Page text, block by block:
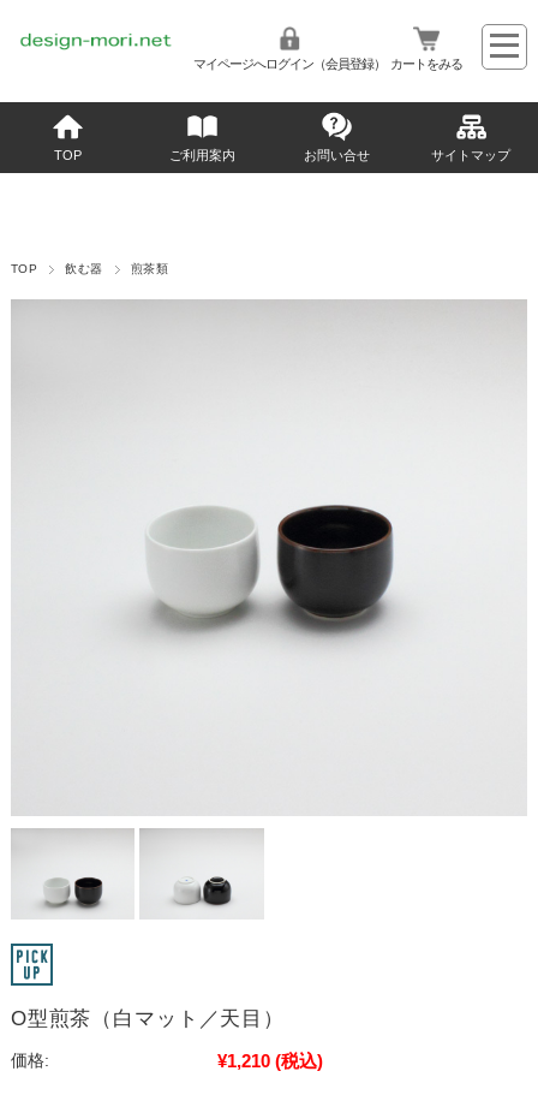
マイページへログイン（会員登録） カートをみる
TOP ご利用案内 お問い合せ サイトマップ
TOP 飲む器 煎茶類
O型煎茶（白マット／天目）
価格: ¥1,210 (税込)